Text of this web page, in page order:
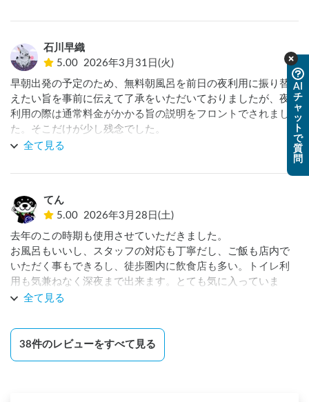
ただきます！⭐️
石川早織
5.00 2026年3月31日(火)
早朝出発の予定のため、無料朝風呂を前日の夜利用に振り替
えたい旨を事前に伝えて了承をいただいておりましたが、夜
利用の際は通常料金がかかる旨の説明をフロントでされまし
た。そこだけが少し残念でした。
しかしながら、お風呂や施設内の設備が充実しており、快適
いただきたいと思います。
全て見る
てん
5.00 2026年3月28日(土)
去年のこの時期も使用させていただきました。
お風呂もいいし、スタッフの対応も丁寧だし、ご飯も店内で
いただく事もできるし、徒歩圏内に飲食店も多い。トイレ利
用も気兼ねなく深夜まで出来ます。とても気に入っていま
す。ありがとうございました。
全て見る
38件のレビューをすべて見る
AI
チ
ャ
ッ
ト
で
質
問